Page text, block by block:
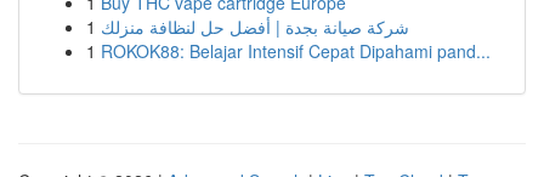
1 شركة صيانة بجدة | أفضل حل لنظافة منزلك
1 ROKOK88: Belajar Intensif Cepat Dipahami pand...